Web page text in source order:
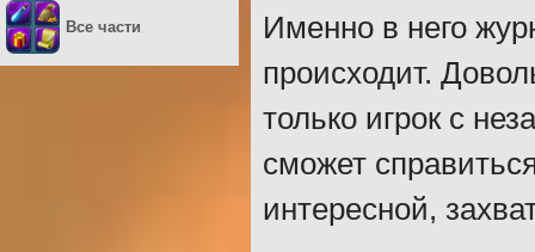
Именно в него
происходит.
только игрок с
сможет
интересной,
Все части